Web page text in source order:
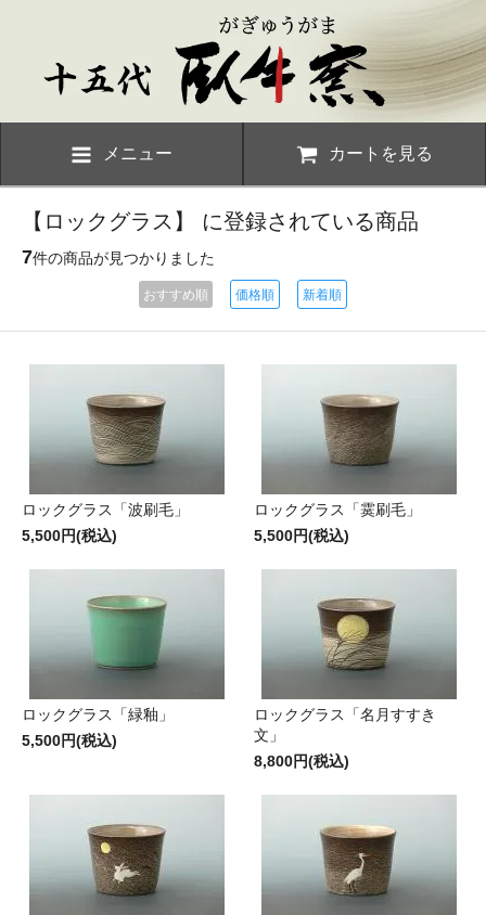
メニュー カートを見る
【ロックグラス】 に登録されている商品
7件の商品が見つかりました
おすすめ順 価格順 新着順
ロックグラス「波刷毛」
5,500円(税込)
ロックグラス「霙刷毛」
5,500円(税込)
ロックグラス「緑釉」
5,500円(税込)
ロックグラス「名月すすき
文」
8,800円(税込)